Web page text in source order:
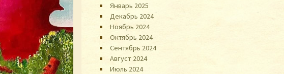
Январь 2025
Декабрь 2024
Ноябрь 2024
Октябрь 2024
Сентябрь 2024
Август 2024
Июль 2024